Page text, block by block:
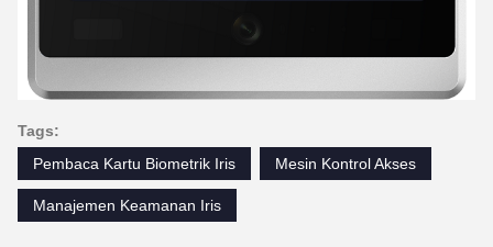
Tags:
Pembaca Kartu Biometrik Iris
Mesin Kontrol Akses
Manajemen Keamanan Iris